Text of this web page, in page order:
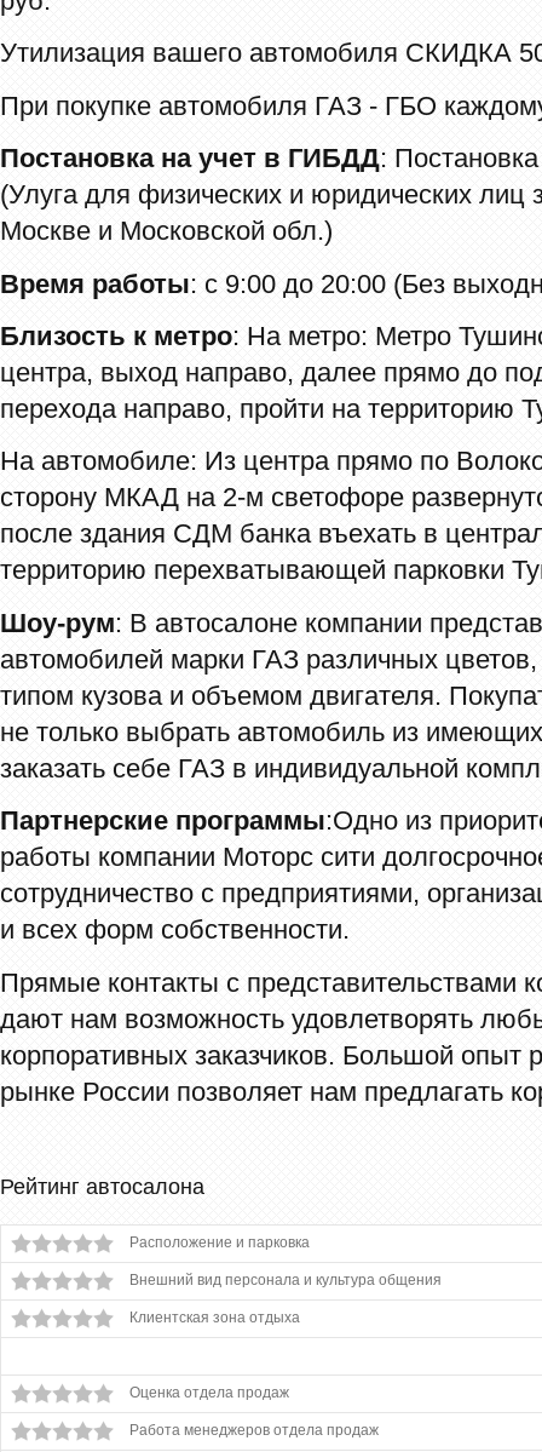
Утилизация вашего автомобиля СКИДКА
При покупке автомобиля ГАЗ - ГБО
Постановка на учет в ГИБДД:
(Улуга для физических и юридических лиц
Москве и Московской обл.)
Время работы: с 9:00 до 20:00 (Без
Близость к метро: На метро: Метро
центра, выход направо, далее прямо до
перехода направо, пройти на территорию
На автомобиле: Из центра прямо по
сторону МКАД на 2-м светофоре
после здания СДМ банка въехать в
территорию перехватывающей парковки
Шоу-рум: В автосалоне компании
автомобилей марки ГАЗ различных
типом кузова и объемом двигателя.
не только выбрать автомобиль из
заказать себе ГАЗ в индивидуальной
Партнерские программы:Одно из
работы компании Моторс сити
сотрудничество с предприятиями,
и всех форм собственности.
Прямые контакты с представительствами
дают нам возможность удовлетворять
корпоративных заказчиков. Большой опыт
рынке России позволяет нам предлагать
Рейтинг автосалона
Расположение и парковка
Внешний вид персонала и культура общения
Клиентская зона отдыха
Оценка отдела продаж
Работа менеджеров отдела продаж